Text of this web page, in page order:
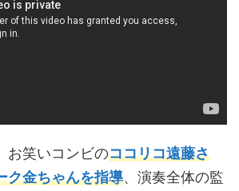
お笑いコンビのココリコ遠藤さ
ク金ちゃんを指導、演奏全体の監